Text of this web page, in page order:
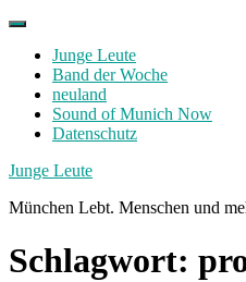
Skip
contentJunge Leute
Band der Woche
neuland
Sound of Munich Now
Datenschutz
Facebook
Twitter
Instagram
Junge Leute
München Lebt. Menschen und
Schlagwort: